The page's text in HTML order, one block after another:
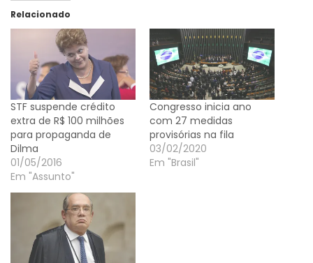
Relacionado
STF suspende crédito
extra de R$ 100 milhões
para propaganda de
Dilma
01/05/2016
Em "Assunto"
Congresso inicia ano
com 27 medidas
provisórias na fila
03/02/2020
Em "Brasil"